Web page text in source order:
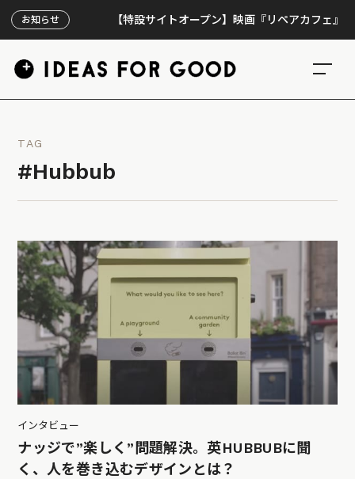
お知らせ 【特設サイトオープン】映画『リペアカフェ』、上映
TAG
#Hubbub
インタビュー
ナッジで”楽しく”問題解決。英HUBBUBに聞
く、人を巻き込むデザインとは？